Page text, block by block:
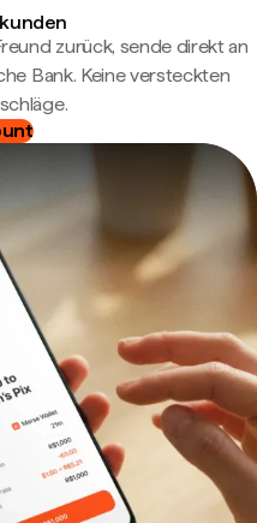
zurück, sende direkt an
Bank. Keine versteckten